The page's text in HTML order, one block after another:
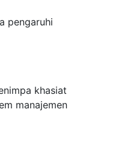
pengaruhi
khasiat
manajemen